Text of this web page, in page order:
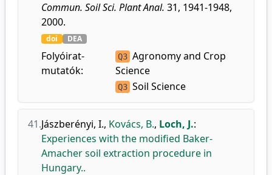
Commun. Soil Sci. Plant Anal. 31, 1941-1948,
2000.
doi DEA
Folyóirat-
mutatók:
Q3 Agronomy and Crop
Science
Q3 Soil Science
41.Jászberényi, I., Kovács, B., Loch, J.:
Experiences with the modified Baker-
Amacher soil extraction procedure in
Hungary..